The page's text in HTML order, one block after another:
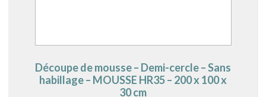
Découpe de mousse – Demi-cercle – Sans
habillage – MOUSSE HR35 – 200 x 100 x
30 cm